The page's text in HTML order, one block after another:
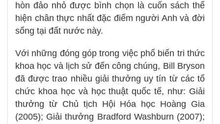
hòn đảo nhỏ được bình chọn là cuốn sách thể
hiện chân thực nhất đặc điểm người Anh và đời
sống tại đất nước này.
Với những đóng góp trong việc phổ biến tri thức
khoa học và lịch sử đến công chúng, Bill Bryson
đã được trao nhiều giải thưởng uy tín từ các tổ
chức khoa học và học thuật quốc tế, như: Giải
thưởng từ Chủ tịch Hội Hóa học Hoàng Gia
(2005); Giải thưởng Bradford Washburn (2007);